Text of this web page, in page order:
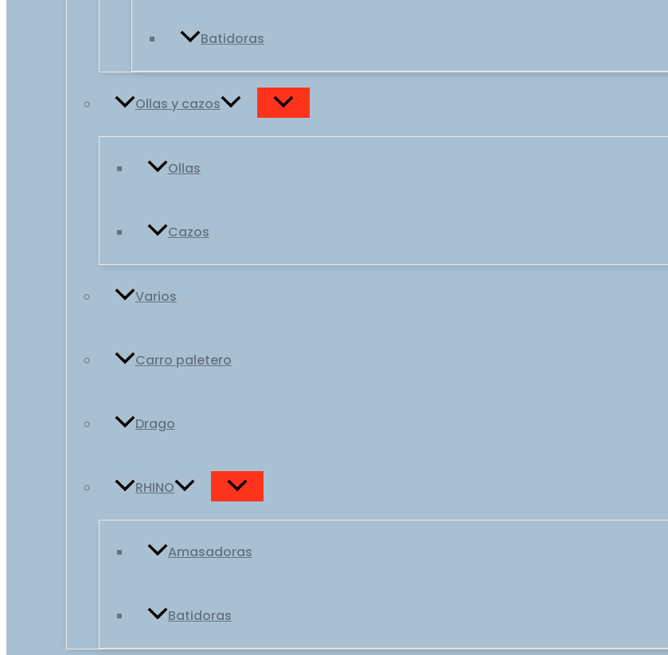
Batidoras
Ollas y cazos
Ollas
Cazos
Varios
Carro paletero
Drago
RHINO
Amasadoras
Batidoras